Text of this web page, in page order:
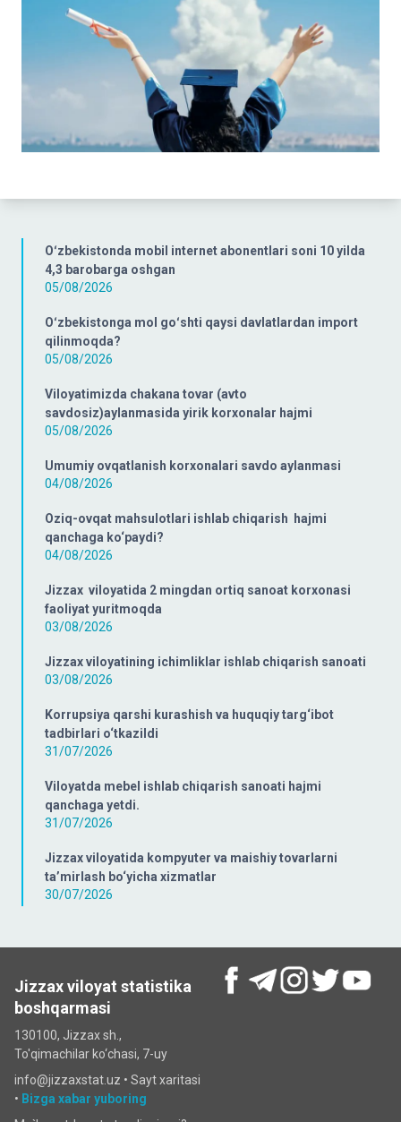
Oʻzbekistonda mobil internet abonentlari soni 10 yilda
4,3 barobarga oshgan
05/08/2026
Oʻzbekistonga mol goʻshti qaysi davlatlardan import
qilinmoqda?
05/08/2026
Viloyatimizda chakana tovar (avto
savdosiz)aylanmasida yirik korxonalar hajmi
05/08/2026
Umumiy ovqatlanish korxonalari savdo aylanmasi
04/08/2026
Oziq-ovqat mahsulotlari ishlab chiqarish hajmi
qanchaga ko‘paydi?
04/08/2026
Jizzax viloyatida 2 mingdan ortiq sanoat korxonasi
faoliyat yuritmoqda
03/08/2026
Jizzax viloyatining ichimliklar ishlab chiqarish sanoati
03/08/2026
Korrupsiya qarshi kurashish va huquqiy targ‘ibot
tadbirlari o‘tkazildi
31/07/2026
Viloyatda mebel ishlab chiqarish sanoati hajmi
qanchaga yetdi.
31/07/2026
Jizzax viloyatida kompyuter va maishiy tovarlarni
ta’mirlash bo‘yicha xizmatlar
30/07/2026
Jizzax viloyat statistika
boshqarmasi
130100, Jizzax sh.,
To'qimachilar ko‘chаsi, 7-uy
info@jizzaxstat.uz • Sayt xaritasi
• Bizga xabar yuboring